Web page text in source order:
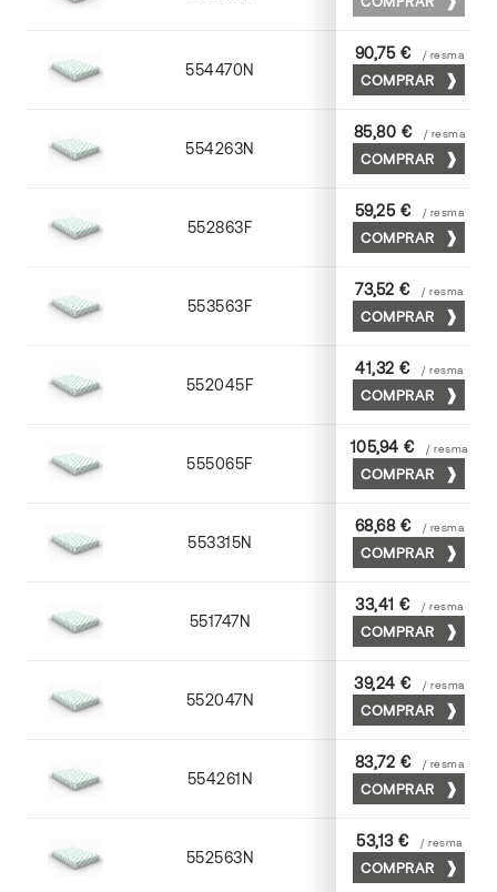
554470N 70 x 100
90,75 € / resma
COMPRAR
554263N 63 x 88
85,80 € / resma
COMPRAR
552863F 63 x 88
59,25 € / resma
COMPRAR
553563F 63 x 88
73,52 € / resma
COMPRAR
552045F 45 x 64
41,32 € / resma
COMPRAR
555065F 65 x 90
105,94 € / resma
COMPRAR
553315N 72 x 102
68,68 € / resma
COMPRAR
551747N 45 x 64
33,41 € / resma
COMPRAR
552047N 45 x 64
39,24 € / resma
COMPRAR
554261N 63 x 88
83,72 € / resma
COMPRAR
552563N 63 x 88
53,13 € / resma
COMPRAR